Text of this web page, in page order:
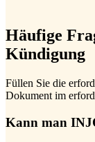
Häufige
Kündigung
Füllen Sie die
Dokument im
Kann man